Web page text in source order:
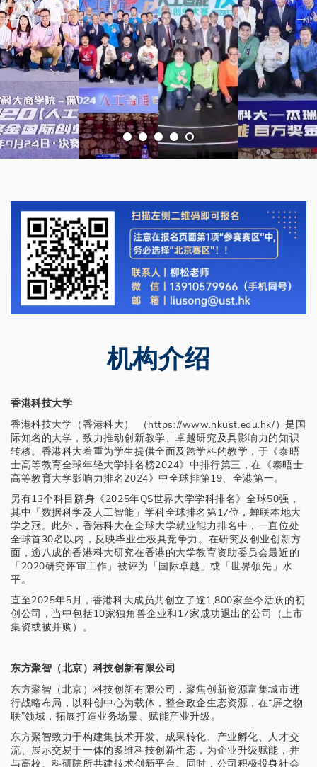
机构介绍
香港科技大学
香港科技大学（香港科大） （https://www.hkust.edu.hk/）是国
际知名的大学，致力推动创新教学、卓越研究及具影响力的知识
转移。香港科大着重为学生提供全面及跨学科的教学，于《泰晤
士高等教育全球年轻大学排名榜2024》中排行第三，在《泰晤士
高等教育大学影响力排名2024》中全球排第19、全港第一。
另有13个科目跻身《2025年QS世界大学学科排名》全球50强，
其中「数据科学及人工智能」学科全球排名第17位，蝉联本地大
学之冠。此外，香港科大在全球大学就业能力排名中，一直位处
全球首30名以内，反映毕业生极具竞争力。在研究及创业创新方
面，逾八成的香港科大研究在香港的大学教育资助委员会最近的
「2020研究评审工作」被评为「国际卓越」或「世界领先」水
平。
直至2025年5月，香港科大成员共创立了逾1,800家至今活跃的初
创公司，当中包括10家独角兽企业和17家成功退出的公司（上市
集资或被并购）。
东方聚智（北京）科技创新有限公司
东方聚智（北京）科技创新有限公司，聚焦创新资源富集城市进
行战略布局，以科创中心为载体，整合政企生态资源，在“屏之物
联”领域，拓展打造业务场景、赋能产业升级。
东方聚智致力于构建集技术开发、成果转化、产业孵化、人才交
流、展示交易于一体的多维科技创新生态，为企业升级赋能，并
与高校、科研院所共建技术创新平台。同时，公司积极投身社会